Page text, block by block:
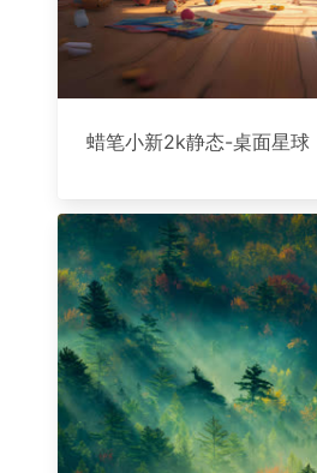
蜡笔小新2k静态-桌面星球